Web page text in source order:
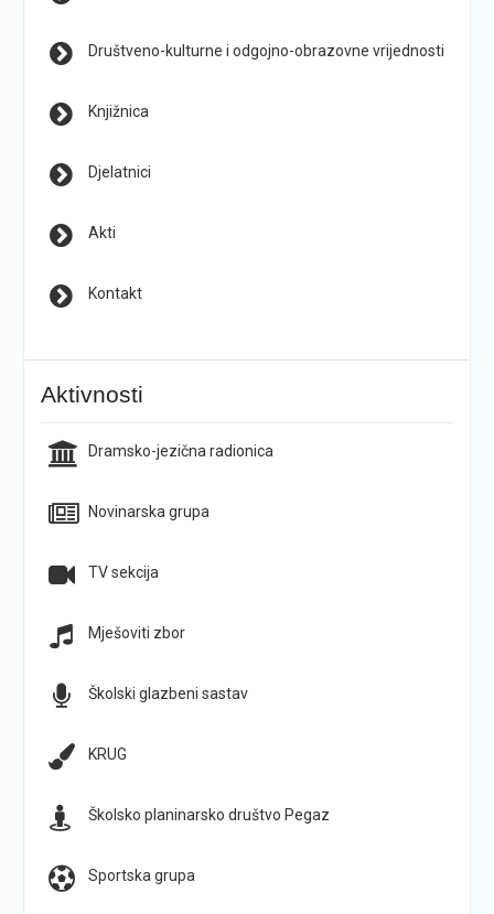
Društveno-kulturne i odgojno-obrazovne vrijednosti
Knjižnica
Djelatnici
Akti
Kontakt
Aktivnosti
Dramsko-jezična radionica
Novinarska grupa
TV sekcija
Mješoviti zbor
Školski glazbeni sastav
KRUG
Školsko planinarsko društvo Pegaz
Sportska grupa